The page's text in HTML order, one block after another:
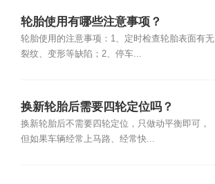
轮胎使用有哪些注意事项？
轮胎使用的注意事项：1、定时检查轮胎表面有无
裂纹、变形等缺陷；2、停车...
换新轮胎后需要四轮定位吗？
换新轮胎后不需要四轮定位，只做动平衡即可，
但如果车辆经常上马路、经常快...